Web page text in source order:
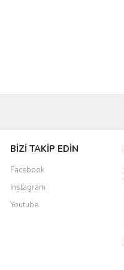
BİZİ TAKİP EDİN
Facebook
Instagram
Youtube